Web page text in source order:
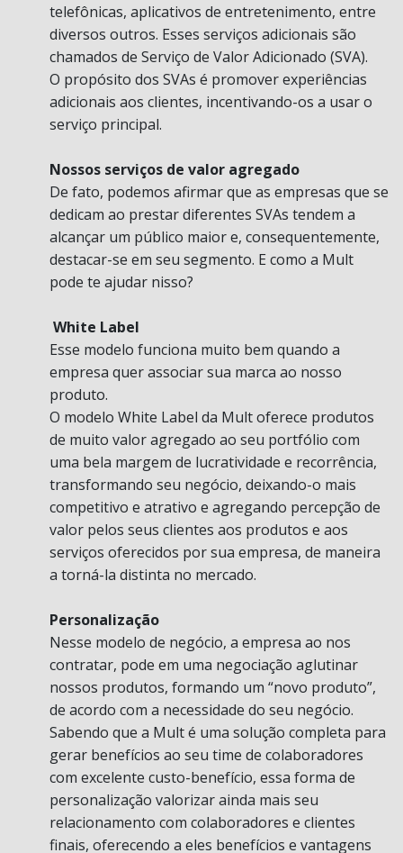
telefônicas, aplicativos de entretenimento, entre
diversos outros. Esses serviços adicionais são
chamados de Serviço de Valor Adicionado (SVA).
O propósito dos SVAs é promover experiências
adicionais aos clientes, incentivando-os a usar o
serviço principal.
Nossos serviços de valor agregado
De fato, podemos afirmar que as empresas que se
dedicam ao prestar diferentes SVAs tendem a
alcançar um público maior e, consequentemente,
destacar-se em seu segmento. E como a Mult
pode te ajudar nisso?
White Label
Esse modelo funciona muito bem quando a
empresa quer associar sua marca ao nosso
produto.
O modelo White Label da Mult oferece produtos
de muito valor agregado ao seu portfólio com
uma bela margem de lucratividade e recorrência,
transformando seu negócio, deixando-o mais
competitivo e atrativo e agregando percepção de
valor pelos seus clientes aos produtos e aos
serviços oferecidos por sua empresa, de maneira
a torná-la distinta no mercado.
Personalização
Nesse modelo de negócio, a empresa ao nos
contratar, pode em uma negociação aglutinar
nossos produtos, formando um “novo produto”,
de acordo com a necessidade do seu negócio.
Sabendo que a Mult é uma solução completa para
gerar benefícios ao seu time de colaboradores
com excelente custo-benefício, essa forma de
personalização valorizar ainda mais seu
relacionamento com colaboradores e clientes
finais, oferecendo a eles benefícios e vantagens